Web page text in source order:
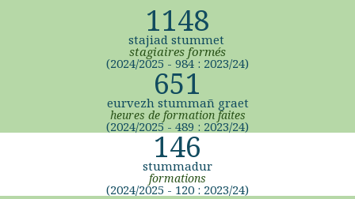
1148
stajiad stummet
stagiaires formés
(2024/2025 - 984 : 2023/24)
651
eurvezh stummañ graet
heures de formation faites
(2024/2025 - 489 : 2023/24)
146
stummadur
formations
(2024/2025 - 120 : 2023/24)